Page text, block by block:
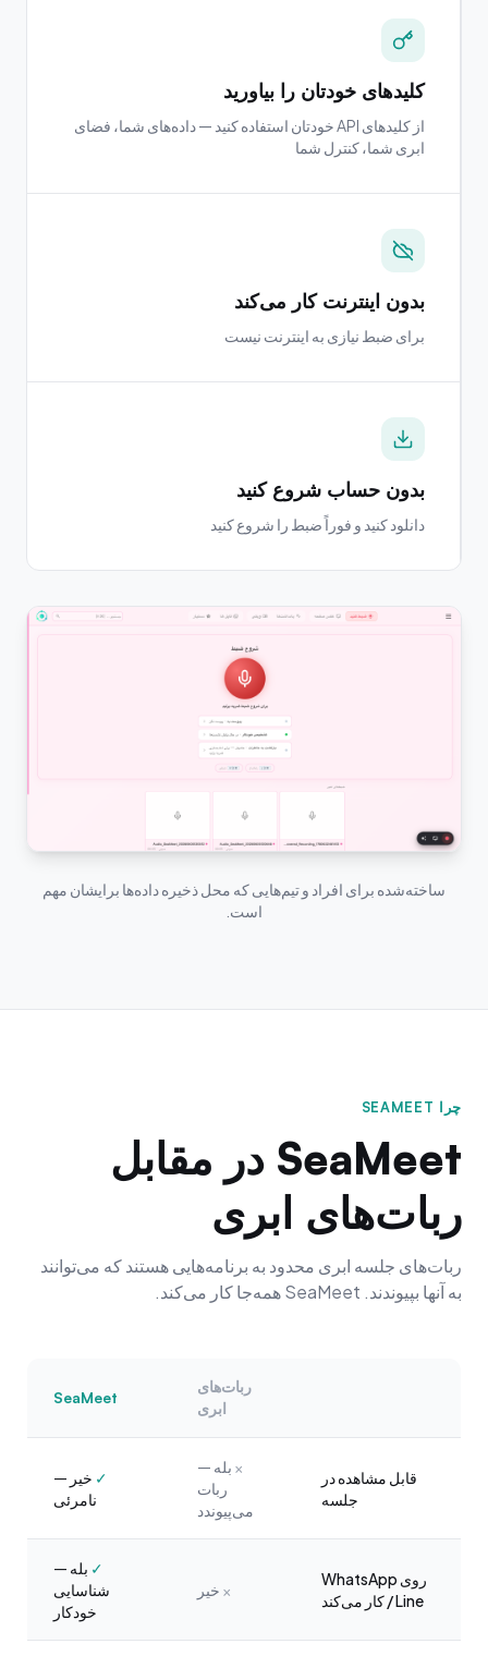
کلیدهای خودتان را بیاورید
از کلیدهای API خودتان استفاده کنید — داده‌های شما، فضای
ابری شما، کنترل شما
بدون اینترنت کار می‌کند
برای ضبط نیازی به اینترنت نیست
بدون حساب شروع کنید
دانلود کنید و فوراً ضبط را شروع کنید
ساخته‌شده برای افراد و تیم‌هایی که محل ذخیره داده‌ها برایشان مهم
است.
چرا SEAMEET
SeaMeet در مقابل
ربات‌های ابری
ربات‌های جلسه ابری محدود به برنامه‌هایی هستند که می‌توانند
به آنها بپیوندند. SeaMeet همه‌جا کار می‌کند.
ربات‌های
ابری
SeaMeet
قابل مشاهده در
جلسه
× بله —
ربات
می‌پیوندد
✓ خیر —
نامرئی
روی WhatsApp
/ Line کار می‌کند
× خیر
✓ بله —
شناسایی
خودکار